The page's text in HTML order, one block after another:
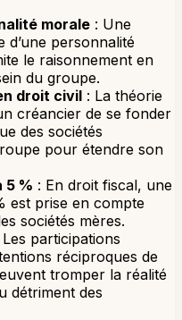
morale : Une
d’une personnalité
le raisonnement en
du groupe.
droit civil : La théorie
créancier de se fonder
des sociétés
pour étendre son
5 % : En droit fiscal, une
est prise en compte
sociétés mères.
Les participations
réciproques de
tromper la réalité
détriment des